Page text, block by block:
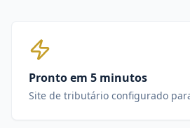
Pronto em 5 minutos
Site de tributário configurado